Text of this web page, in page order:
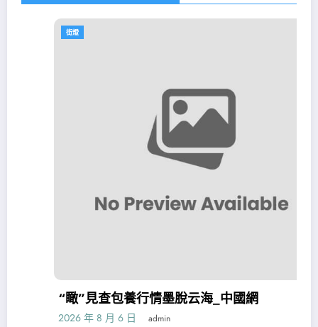
“瞰”見查包養行情墨脫云海_中國網
2026 年 8 月 6 日 admin